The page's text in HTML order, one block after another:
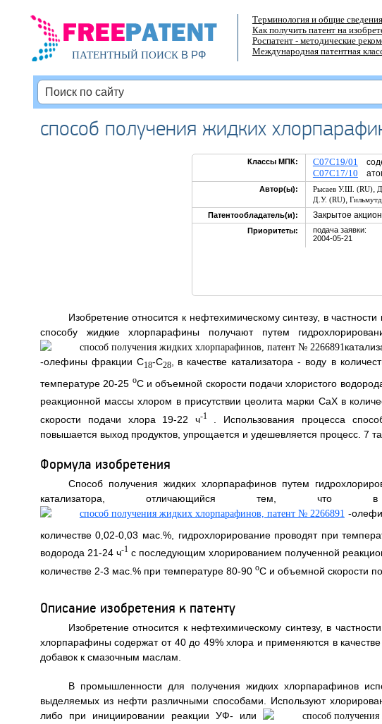
ПАТЕНТНЫЙ ПОИСКВ РФ
Терминология и общие сведения
Как получить патент на
Роспатент - методические
Международная патентная
способ получения жидких
Классы МПК: C07C19/01
C07C17/10
Автор(ы): Рысаев У.Ш. (RU),
Д.У. (RU),
Патентообладатель(и):
Закрытое
Приоритеты:
подача заявки:
2004-05-21
Изобретение относится к нефтехимическому синтезу, в
способу жидкие хлорпарафины получают путем
-олефины фракции С18-С28
в качестве катализатора - воду в
температуре 20-25 оС и объемной скорости подачи хлористого
реакционной массы хлором в присутствии цеолита марки СаХ в
скорости подачи хлора 19-22 ч-1
. Использования процесса
повышается выход продуктов, упрощается и удешевляется процесс. 7
Формула изобретения
Способ получения жидких хлорпарафинов путем
катализатора, отличающийся тем, что в
-
количестве 0,02-0,03 мас.%, гидрохлорирование проводят при
водорода 21-24 ч-1с последующим хлорированием полученной
количестве 2-3 мас.% при температуре 80-90 оС и объемной скорости
Описание изобретения к патенту
Изобретение относится к нефтехимическому синтезу, в
хлорпарафины содержат от 40 до 49% хлора и применяются в
добавок к смазочным маслам.
В промышленности для получения жидких хлорпарафинов
выделяемых из нефти различными способами. Используют
либо при инициировании реакции УФ- или